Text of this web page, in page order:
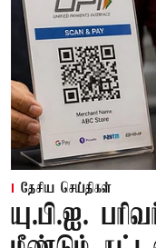
தேசிய செய்திகள்
யு.பி.ஐ.